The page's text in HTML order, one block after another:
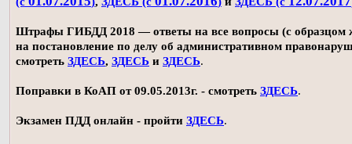
Штрафы ГИБДД 2018 — ответы на все вопросы (с образцом
на постановление по делу об административном
смотреть ЗДЕСЬ, ЗДЕСЬ и ЗДЕСЬ.
Поправки в КоАП от 09.05.2013г. - смотреть ЗДЕСЬ.
Экзамен ПДД онлайн - пройти ЗДЕСЬ.